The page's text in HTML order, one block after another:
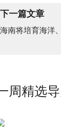
下一篇文章
海南将培育海洋
周精选